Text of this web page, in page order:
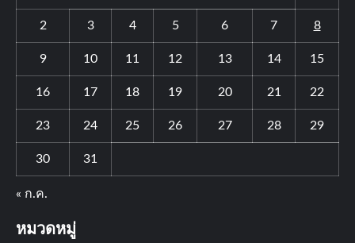
2 3 4 5 6 7 8
9 10 11 12 13 14 15
16 17 18 19 20 21 22
23 24 25 26 27 28 29
30 31
« ก.ค.
หมวดหมู่